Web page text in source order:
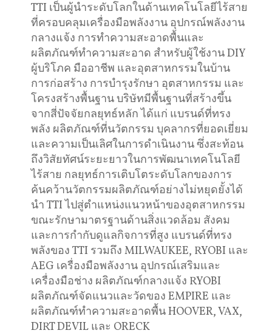
TTI เป็นผู้นำระดับโลกในด้านเทคโนโลยีไร้สาย
ที่ครอบคลุมเครื่องมือพลังงาน อุปกรณ์พลังงาน
กลางแจ้ง การทำความสะอาดพื้นและ
ผลิตภัณฑ์ทำความสะอาด สำหรับผู้ใช้งาน DIY
ผู้บริโภค มืออาชีพ และอุตสาหกรรมในบ้าน
การก่อสร้าง การบำรุงรักษา อุตสาหกรรม และ
โครงสร้างพื้นฐาน บริษัทมีพื้นฐานที่สร้างขึ้น
จากสี่ปัจจัยกลยุทธ์หลัก ได้แก่ แบรนด์ที่ทรง
พลัง ผลิตภัณฑ์ที่นวัตกรรม บุคลากรที่ยอดเยี่ยม
และความเป็นเลิศในการดำเนินงาน ซึ่งสะท้อน
ถึงวิสัยทัศน์ระยะยาวในการพัฒนาเทคโนโลยี
ไร้สาย กลยุทธ์การเติบโตระดับโลกของการ
ค้นคว้านวัตกรรมผลิตภัณฑ์อย่างไม่หยุดยั้งได้
นำ TTI ไปสู่ตำแหน่งแนวหน้าของอุตสาหกรรม
ขณะรักษามาตรฐานด้านสิ่งแวดล้อม สังคม
และการกำกับดูแลกิจการที่สูง แบรนด์ที่ทรง
พลังของ TTI รวมถึง MILWAUKEE, RYOBI และ
AEG เครื่องมือพลังงาน อุปกรณ์เสริมและ
เครื่องมือช่าง ผลิตภัณฑ์กลางแจ้ง RYOBI
ผลิตภัณฑ์จัดแนวและวัดของ EMPIRE และ
ผลิตภัณฑ์ทำความสะอาดพื้น HOOVER, VAX,
DIRT DEVIL และ ORECK